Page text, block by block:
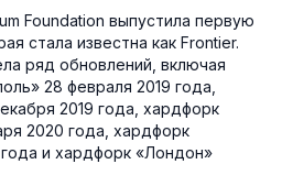
Foundation выпустила первую
стала известна как Frontier.
ряд обновлений, включая
28 февраля 2019 года,
2019 года, хардфорк
2020 года, хардфорк
и хардфорк «Лондон»